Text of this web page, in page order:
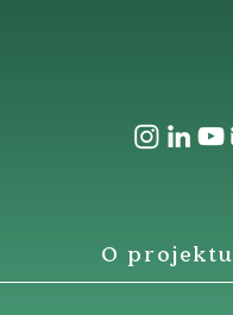
O projektu